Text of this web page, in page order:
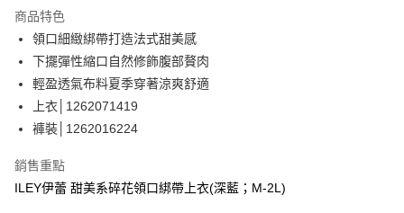
臺灣中小企業銀行
匯豐（台灣）商業銀行
聯邦商業銀行
元大商業銀行
玉山商業銀行
台新國際商業銀行
台灣樂天信用卡公司
Apple Pay
街口支付
悠遊付
Google Pay
大哥付你分期
商品特色
領口細緻綁帶打造法式甜美感
下擺彈性縮口自然修飾腹部贅肉
輕盈透氣布料夏季穿著涼爽舒適
上衣│1262071419
褲裝│1262016224
銷售重點
ILEY伊蕾 甜美系碎花領口綁帶上衣(深藍；M-2L)